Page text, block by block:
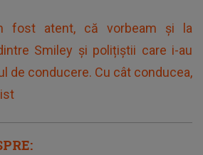
fost atent, că vorbeam și la
Smiley și polițiștii care i-au
de conducere. Cu cât conducea,